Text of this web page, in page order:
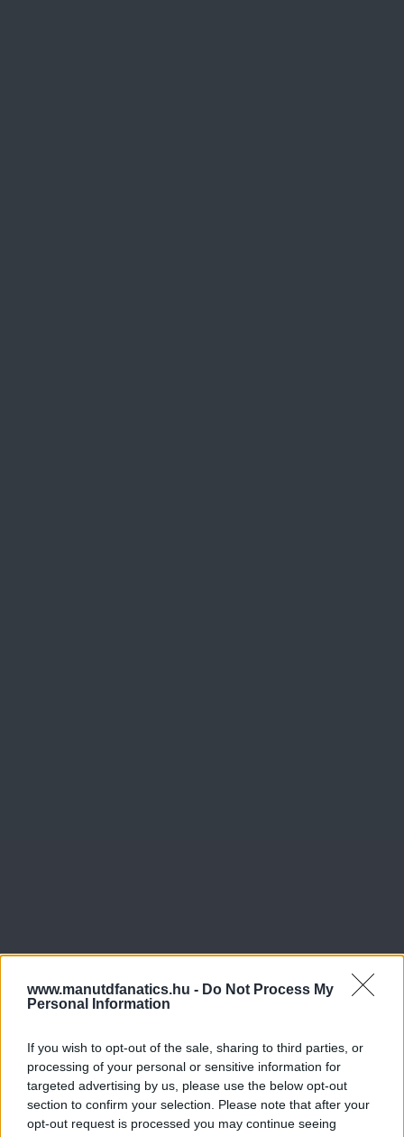
www.manutdfanatics.hu - Do Not Process My
Personal Information
If you wish to opt-out of the sale, sharing to third parties, or
processing of your personal or sensitive information for
targeted advertising by us, please use the below opt-out
section to confirm your selection. Please note that after your
opt-out request is processed you may continue seeing